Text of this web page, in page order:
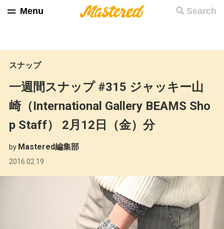
Search
Menu
スナップ
一週間スナップ #315 ジャッキー山
崎（International Gallery BEAMS Sho
p Staff） 2月12日（金）分
by Mastered編集部
2016.02.19